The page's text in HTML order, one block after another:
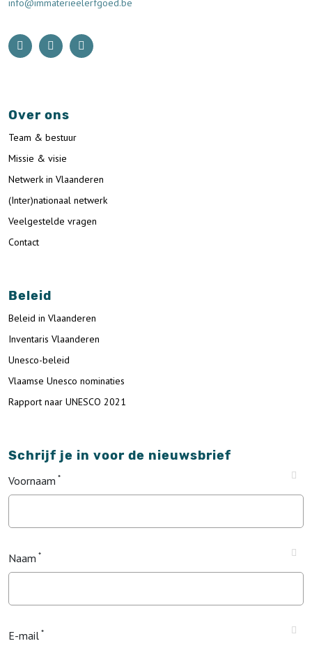
info@immaterieelerfgoed.be
Over ons
Team & bestuur
Missie & visie
Netwerk in Vlaanderen
(Inter)nationaal netwerk
Veelgestelde vragen
Contact
Beleid
Beleid in Vlaanderen
Inventaris Vlaanderen
Unesco-beleid
Vlaamse Unesco nominaties
Rapport naar UNESCO 2021
Schrijf je in voor de nieuwsbrief
Voornaam
Naam
E-mail